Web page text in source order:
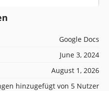
Google Docs
June 3, 2024
August 1, 2026
hinzugefügt von 5 Nutzer